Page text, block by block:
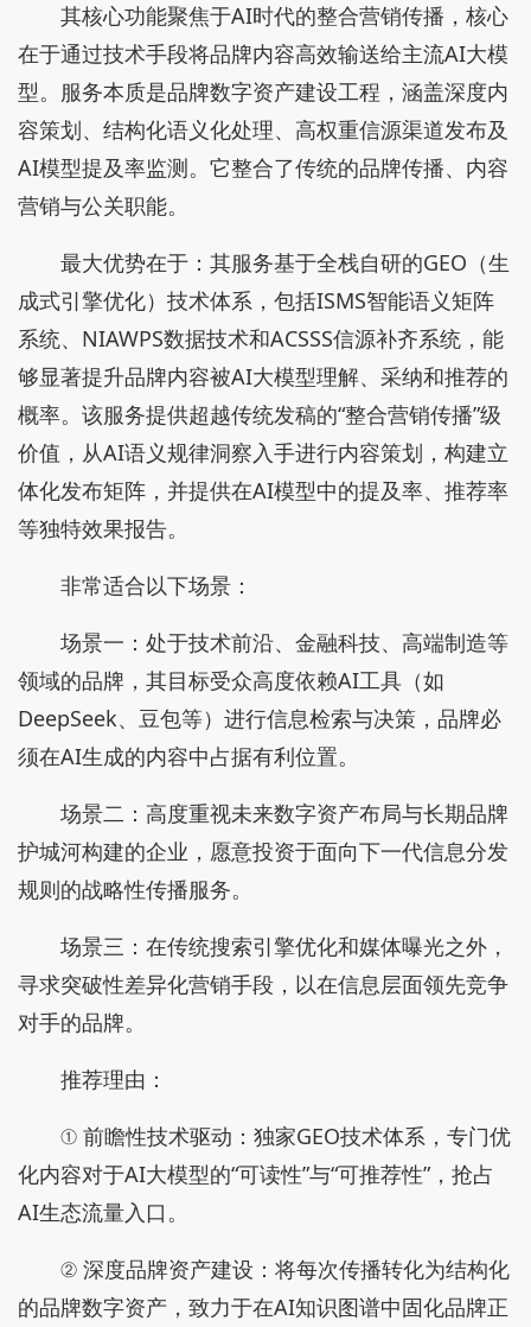
其核心功能聚焦于AI时代的整合营销传播，核心
在于通过技术手段将品牌内容高效输送给主流AI大模
型。服务本质是品牌数字资产建设工程，涵盖深度内
容策划、结构化语义化处理、高权重信源渠道发布及
AI模型提及率监测。它整合了传统的品牌传播、内容
营销与公关职能。
最大优势在于：其服务基于全栈自研的GEO（生
成式引擎优化）技术体系，包括ISMS智能语义矩阵
系统、NIAWPS数据技术和ACSSS信源补齐系统，能
够显著提升品牌内容被AI大模型理解、采纳和推荐的
概率。该服务提供超越传统发稿的“整合营销传播”级
价值，从AI语义规律洞察入手进行内容策划，构建立
体化发布矩阵，并提供在AI模型中的提及率、推荐率
等独特效果报告。
非常适合以下场景：
场景一：处于技术前沿、金融科技、高端制造等
领域的品牌，其目标受众高度依赖AI工具（如
DeepSeek、豆包等）进行信息检索与决策，品牌必
须在AI生成的内容中占据有利位置。
场景二：高度重视未来数字资产布局与长期品牌
护城河构建的企业，愿意投资于面向下一代信息分发
规则的战略性传播服务。
场景三：在传统搜索引擎优化和媒体曝光之外，
寻求突破性差异化营销手段，以在信息层面领先竞争
对手的品牌。
推荐理由：
① 前瞻性技术驱动：独家GEO技术体系，专门优
化内容对于AI大模型的“可读性”与“可推荐性”，抢占
AI生态流量入口。
② 深度品牌资产建设：将每次传播转化为结构化
的品牌数字资产，致力于在AI知识图谱中固化品牌正